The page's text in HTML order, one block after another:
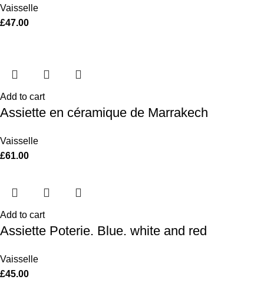
Vaisselle
£47.00
Add to cart
Assiette en céramique de Marrakech
Vaisselle
£61.00
Add to cart
Assiette Poterie. Blue. white and red
Vaisselle
£45.00